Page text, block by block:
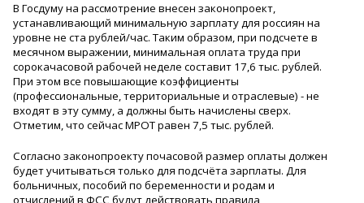
В Госдуму на рассмотрение внесен законопроект,
устанавливающий минимальную зарплату для россиян на
уровне не ста рублей/час. Таким образом, при подсчете в
месячном выражении, минимальная оплата труда при
сорокачасовой рабочей неделе составит 17,6 тыс. рублей.
При этом все повышающие коэффициенты
(профессиональные, территориальные и отраслевые) - не
входят в эту сумму, а должны быть начислены сверх.
Отметим, что сейчас МРОТ равен 7,5 тыс. рублей.
Согласно законопроекту почасовой размер оплаты должен
будет учитываться только для подсчёта зарплаты. Для
больничных, пособий по беременности и родам и
отчислений в ФСС будут действовать правила